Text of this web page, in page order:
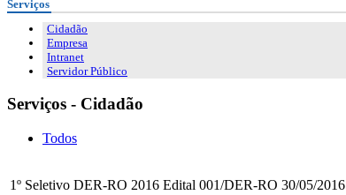
Serviços
Cidadão
Empresa
Intranet
Servidor Público
Serviços - Cidadão
Todos
1º Seletivo DER-RO 2016 Edital 001/DER-RO 30/05/2016